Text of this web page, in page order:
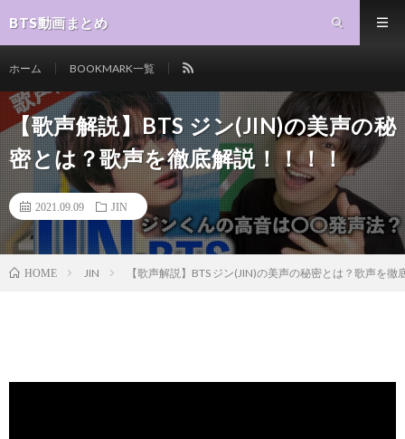
BTS動画まとめ
ホーム BOOKMARK一覧
【歌声解説】BTS ジン(JIN)の美声の秘
密とは？歌声を徹底解説！！！！
2021.09.09 JIN
HOME JIN 【歌声解説】BTS ジン(JIN)の美声の秘密とは？歌声を徹